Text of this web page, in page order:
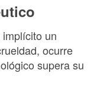
un
ocurre
supera su